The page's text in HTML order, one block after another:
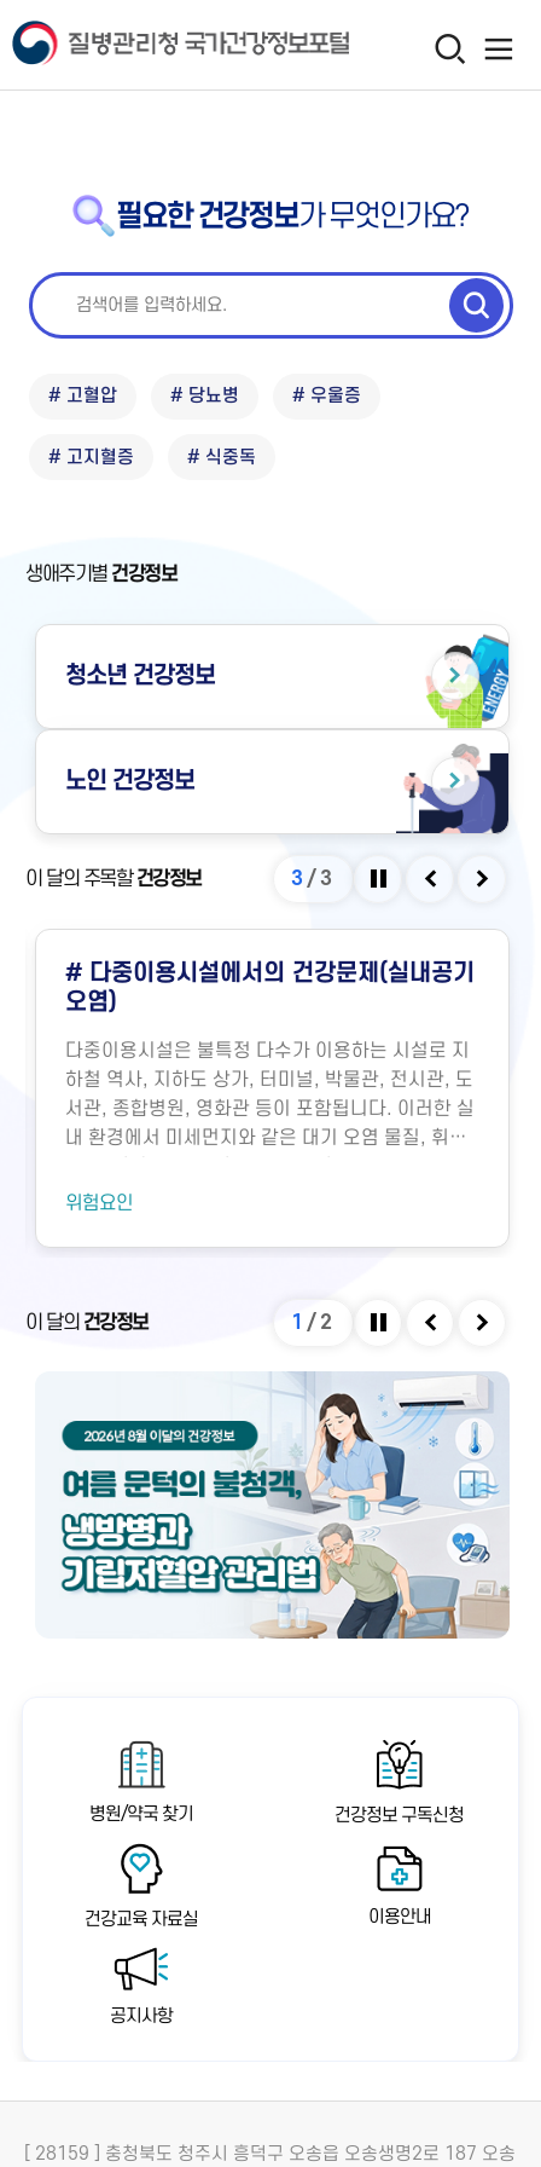
필요한 건강정보가 무엇인가요?
# 고혈압 # 당뇨병 # 우울증
# 고지혈증 # 식중독
생애주기별 건강정보
청소년 건강정보
노인 건강정보
이 달의 주목할건강정보 3 /3
# 다중이용시설에서의 건강문제(실내공기
오염)
다중이용시설은 불특정 다수가 이용하는 시설로 지
하철 역사, 지하도 상가, 터미널, 박물관, 전시관, 도
서관, 종합병원, 영화관 등이 포함됩니다. 이러한 실
내 환경에서 미세먼지와 같은 대기 오염 물질, 휘발
오염물질에 노출되면 호흡기 질환 등 다양한 건강 문
가 부족하면 두통, 구토, 근육통, 불쾌감과 같은 빌딩
실내외 온도 차와 건조한 환경으로 인해 냉방병도 나
와 충분한 휴식을 통해 대부분 예방 및 관리할 수 있
위험요인
이 달의 건강정보 1 / 2
병원/약국 찾기 건강정보 구독신청
건강교육 자료실 이용안내
공지사항
[ 28159 ] 충청북도 청주시 흥덕구 오송읍 오송생명2로 187 오송